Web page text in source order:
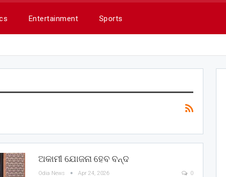
Entertainment Sports
ଅକାମୀ ଯୋଜନା ହେବ ବନ୍ଦ
Odia News Apr 24, 2026 0